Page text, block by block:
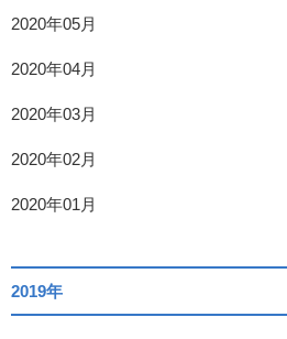
2020年05月
2020年04月
2020年03月
2020年02月
2020年01月
2019年